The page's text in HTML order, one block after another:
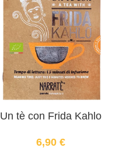
Un tè con Frida Kahlo
6,90 €